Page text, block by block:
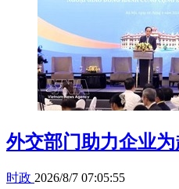
外交部门助力企业
时政 2026/8/7 07:05:55